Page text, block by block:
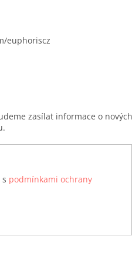
euphoriscz
zasílat informace o nových
podmínkami ochrany